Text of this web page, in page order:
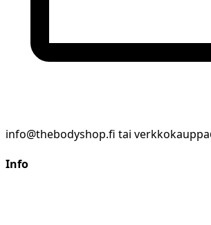
info@thebodyshop.fi tai
Info